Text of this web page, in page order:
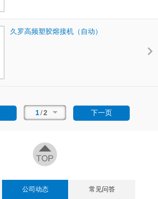
久罗高频塑胶熔接机（自动）
1/2 下一页
公司动态 常见问答